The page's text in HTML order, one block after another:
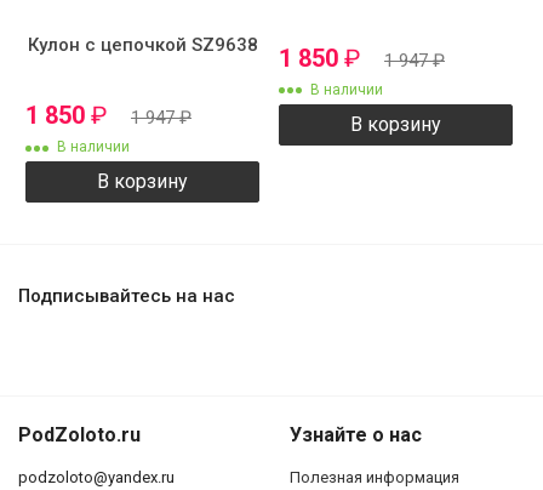
Кулон с цепочкой SZ9638
1 850 ₽ 1 947₽
В наличии
В корзину
1 850 ₽ 1 947₽
В наличии
В корзину
Подписывайтесь на нас
PodZoloto.ru
podzoloto@yandex.ru
Узнайте о нас
Полезная информация